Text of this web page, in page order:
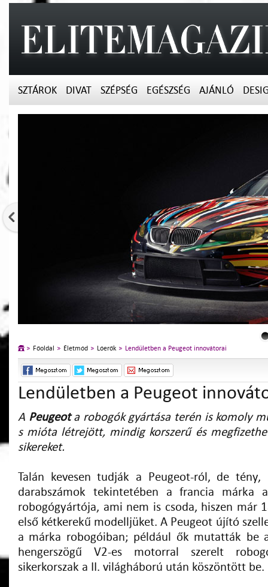
SZTÁROK DIVAT SZÉPSÉG EGÉSZSÉG AJÁNLÓ
Főoldal Életmód Lóerők Lendületben a Peugeot innovátorai
Lendületben a Peugeot
A Peugeota robogók gyártása terén is komoly
s mióta létrejött, mindig korszerű és
sikereket.
Talán kevesen tudják a Peugeot-ról, de
darabszámok tekintetében a francia márka
robogógyártója, ami nem is csoda, hiszen már
első kétkerekű modelljüket. A Peugeot újító
a márka robogóiban; például ők mutatták be
hengerszögű V2-es motorral szerelt
sikerkorszak a II. világháború után köszöntött be.